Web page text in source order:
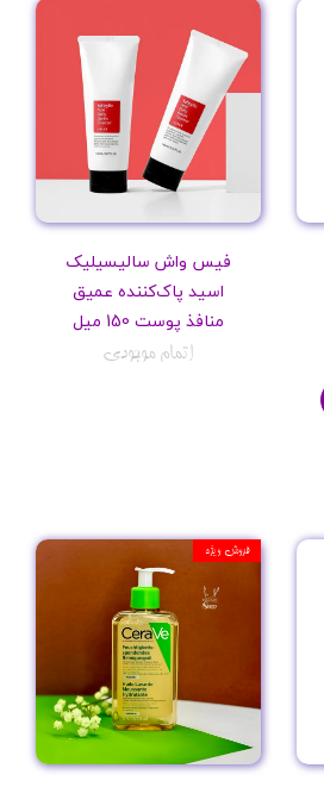
فیس واش سالیسیلیک
اسید پاک‌کننده عمیق
منافذ پوست 150 میل
اتمام موجودی
فروش ویژه